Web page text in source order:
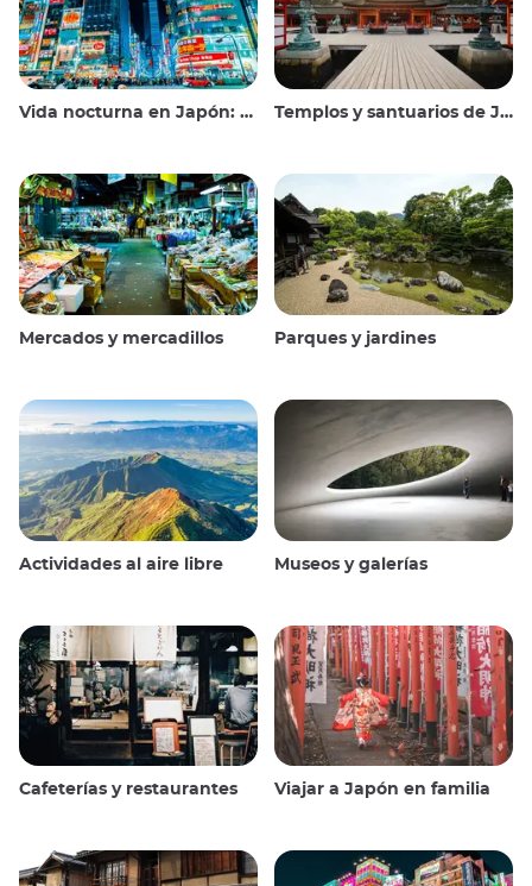
Vida nocturna en Japón: salir, ver y beber Templos y santuarios de Japón
Mercados y mercadillos Parques y jardines
Actividades al aire libre Museos y galerías
Cafeterías y restaurantes Viajar a Japón en familia